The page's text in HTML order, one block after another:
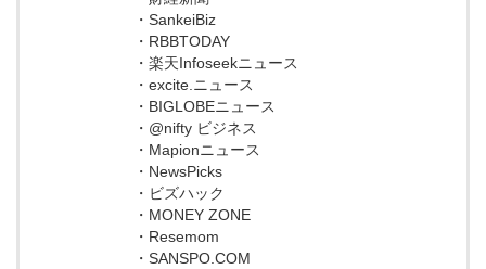
・SankeiBiz
・RBBTODAY
・楽天Infoseekニュース
・excite.ニュース
・BIGLOBEニュース
・@nifty ビジネス
・Mapionニュース
・NewsPicks
・ビズハック
・MONEY ZONE
・Resemom
・SANSPO.COM